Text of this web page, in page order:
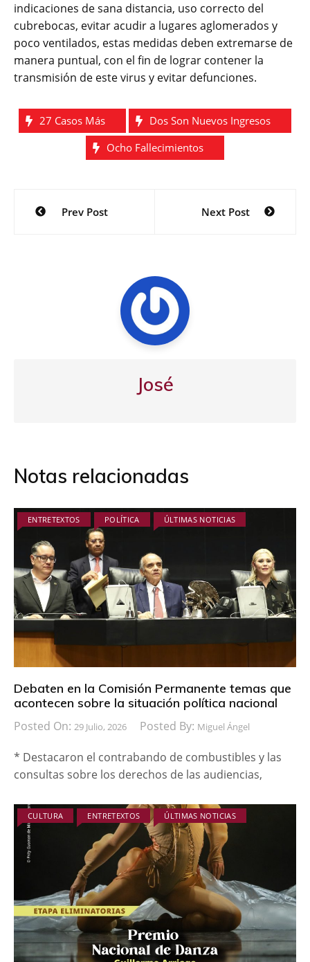
indicaciones de sana distancia, uso correcto del
cubrebocas, evitar acudir a lugares aglomerados y
poco ventilados, estas medidas deben extremarse de
manera puntual, con el fin de lograr contener la
transmisión de este virus y evitar defunciones.
27 Casos Más
Dos Son Nuevos Ingresos
Ocho Fallecimientos
Navegación
Prev Post Next Post
José
Notas relacionadas
ENTRETEXTOS POLÍTICA ÚLTIMAS NOTICIAS
Debaten en la Comisión Permanente temas que
acontecen sobre la situación política nacional
Posted On: 29 Julio, 2026 Posted By: Miguel Ángel
* Destacaron el contrabando de combustibles y las
consultas sobre los derechos de las audiencias,
CULTURA ENTRETEXTOS ÚLTIMAS NOTICIAS